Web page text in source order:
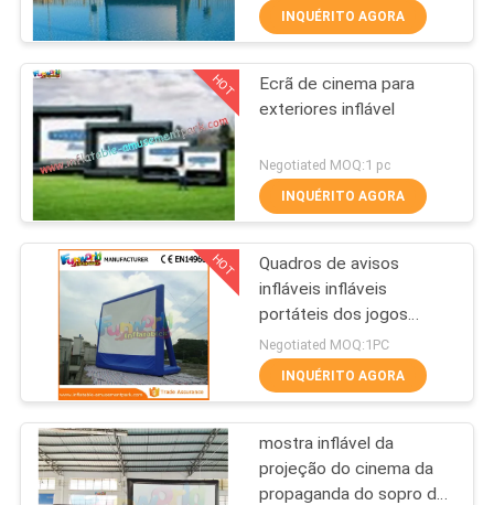
SOBRE
NÓS
EXCURSÃO
DA
FÁBRICA
CONTROLE
QUALIDADE
COMPANY
NEWS
Bouncy castelos
comerciais
157
Corrediça inflável do
leão-de-chácara
INQUÉRITO AGORA
HOT
Ecrã de cinema para
exteriores inflável
Negotiated MOQ:1 pc
INQUÉRITO AGORA
HOT
Quadros de avisos
infláveis infláveis
portáteis dos jogos
exteriores de tela de
filme do quintal
Negotiated MOQ:1PC
INQUÉRITO AGORA
mostra inflável da
projeção do cinema da
propaganda do sopro da